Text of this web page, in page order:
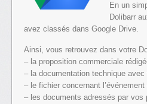
En un
Dolibarr
avez classés dans Google Drive.
Ainsi, vous retrouvez dans votre
– la proposition commerciale
– la documentation technique avec
– le fichier concernant l’événement
– les documents adressés par vos